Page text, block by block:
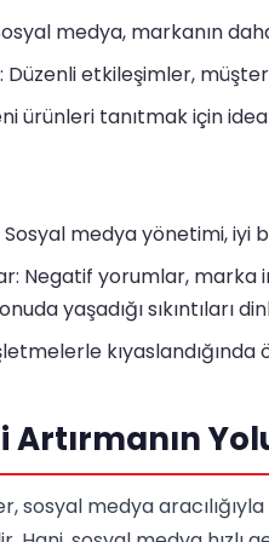
medya, markanın
Düzenli etkileşimler,
ürünleri tanıtmak için
medya yönetimi, iyi
Negatif yorumlar,
yaşadığı sıkıntıları
kıyaslandığında
sosyal medya